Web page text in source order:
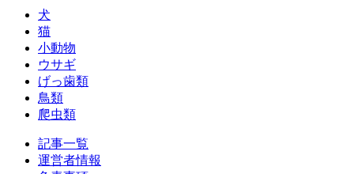
犬
猫
小動物
ウサギ
げっ歯類
鳥類
爬虫類
記事一覧
運営者情報